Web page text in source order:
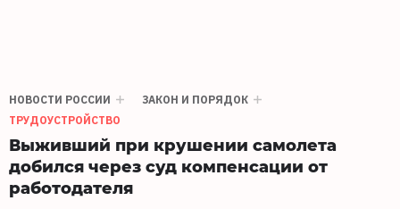
НОВОСТИ РОССИИ
ЗАКОН И ПОРЯДОК
ТРУДОУСТРОЙСТВО
Выживший при крушении самолета
добился через суд компенсации от
работодателя